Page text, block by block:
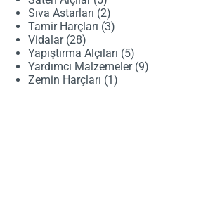
ürün
Sıva Astarları 22
ürün
Tamir Harçları 33
Vidalar 2828
ürün
Yapıştırma Alçıları 55
ürün
Yardımcı Malzemeler 99
Zemin Harçları 1 1